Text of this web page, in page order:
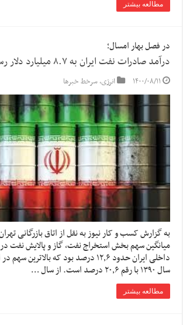
مطالعه بیشتر
در فصل بهار امسال؛
درآمد صادرات نفت ایران به ۸.۷ میلیارد دلار رسید
۱۴۰۰/۰۸/۱۱ انرژی,سرخط خبرها
میانگین سهم بخش استخراج نفت، گاز و پالایش نفت
‌داخلی ایران حدود ۱۲٫۶ درصد بود که
سال ۱۳۹۰ با رقم ۲۰٫۶ درصد است. از سال …
مطالعه بیشتر